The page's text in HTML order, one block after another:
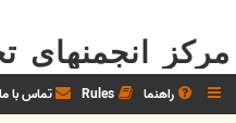
مرکز
راهنما Rules تماس با ما